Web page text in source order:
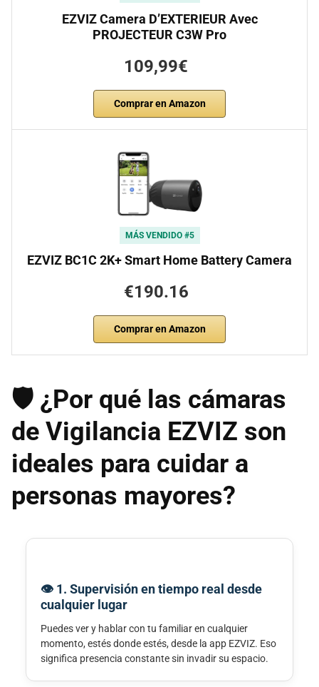
EZVIZ Camera D’EXTERIEUR Avec
PROJECTEUR C3W Pro
109,99€
Comprar en Amazon
MÁS VENDIDO #5
EZVIZ BC1C 2K+ Smart Home Battery Camera
€190.16
Comprar en Amazon
🛡️ ¿Por qué las cámaras
de Vigilancia EZVIZ son
ideales para cuidar a
personas mayores?
👁️ 1. Supervisión en tiempo real desde
cualquier lugar
Puedes ver y hablar con tu familiar en cualquier
momento, estés donde estés, desde la app EZVIZ. Eso
significa presencia constante sin invadir su espacio.